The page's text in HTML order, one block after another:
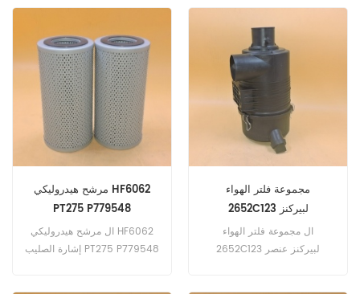
مرشح هيدروليكي HF6062
PT275 P779548
ال مرشح هيدروليكي HF6062
إشارة الصليب PT275 P779548
مجموعة فلتر الهواء
2652C123 لبيركنز
ال مجموعة فلتر الهواء
2652C123 لبيركنز عنصر